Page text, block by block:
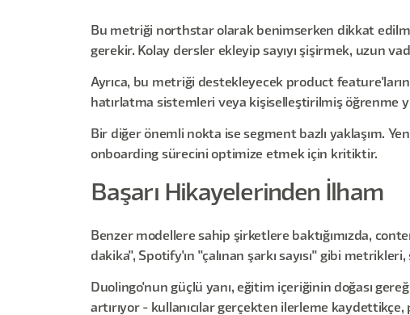
Bu metriği northstar olarak benimserken dikkat
gerekir. Kolay dersler ekleyip sayıyı şişirmek, uzun
Ayrıca, bu metriği destekleyecek product
hatırlatma sistemleri veya kişiselleştirilmiş öğrenme
Bir diğer önemli nokta ise segment bazlı yaklaşım.
onboarding sürecini optimize etmek için kritiktir.
Başarı Hikayelerinden İlham
Benzer modellere sahip şirketlere baktığımızda,
dakika", Spotify'ın "çalınan şarkı sayısı" gibi
Duolingo'nun güçlü yanı, eğitim içeriğinin doğası
artırıyor - kullanıcılar gerçekten ilerleme